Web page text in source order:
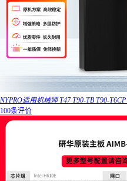
NYPRO适用机械师 T47 T90-TB T90-
100条评价